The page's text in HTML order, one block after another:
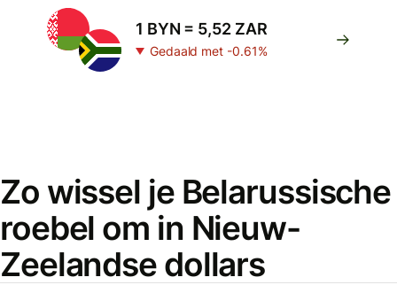
1 BYN = 5,52 ZAR
Gedaald met -0.61%
Zo wissel je Belarussische
roebel om in Nieuw-
Zeelandse dollars